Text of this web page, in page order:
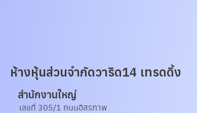
ห้างหุ้นส่วนจํากัดวาริด14 เทรดดิ้ง
สำนักงานใหญ่
เลขที่ 305/1 ถนนอิสรภาพ